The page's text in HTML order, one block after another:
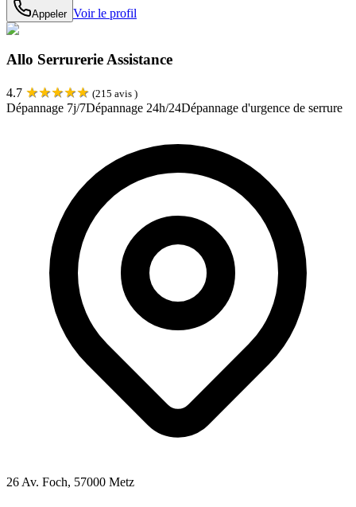
Appeler Voir le profil
Allo Serrurerie Assistance
4.7 ★★★★★ (215 avis )
Dépannage 7j/7Dépannage 24h/24Dépannage d'urgence de serrure
26 Av. Foch, 57000 Metz